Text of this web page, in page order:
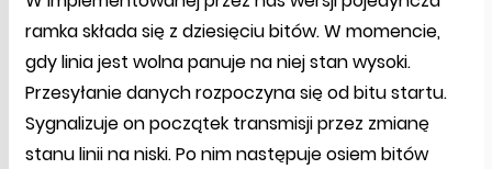
ramka składa się z dziesięciu bitów. W momencie,
gdy linia jest wolna panuje na niej stan wysoki.
Przesyłanie danych rozpoczyna się od bitu startu.
Sygnalizuje on początek transmisji przez zmianę
stanu linii na niski. Po nim następuje osiem bitów